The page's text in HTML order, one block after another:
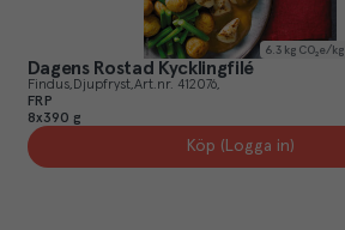
6.3 kg CO₂e/kg
Dagens Rostad Kycklingfilé
Findus Djupfryst Art.nr. 412076
FRP
8x390 g
Köp (Logga in)